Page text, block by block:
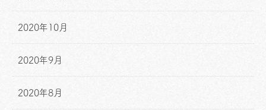
2020年10月
2020年9月
2020年8月